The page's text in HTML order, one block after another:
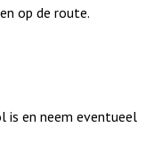
op de route.
en neem eventueel